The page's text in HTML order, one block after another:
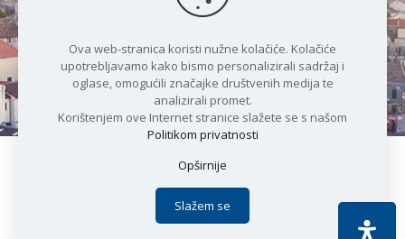
Čudesan spoj kristalnog mora i
prirode
Copyright © 2021 Općina Karlobag | Sva prava pridržana |
Politika privatnosti
Apoc IT
Ova web-stranica koristi nužne kolačiće. Kolačiće
upotrebljavamo kako bismo personalizirali sadržaj i
oglase, omogućili značajke društvenih medija te
analizirali promet.
Korištenjem ove Internet stranice slažete se s našom
Politikom privatnosti
Opširnije
Slažem se